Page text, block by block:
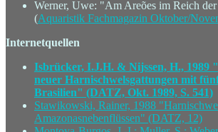
Werner, Uwe: "Am Areões im Reich
(Aquaristik Fachmagazin Oktober/
Internetquellen
Isbrücker, I.J.H. & Nijssen, H., 1989
neuer Harnischwelsgattungen mit
Brasilien" (DATZ, Okt. 1989, S. 541)
Stawikowski, Rainer, 1988
Amazonasnebenflüssen" (DATZ, 12)